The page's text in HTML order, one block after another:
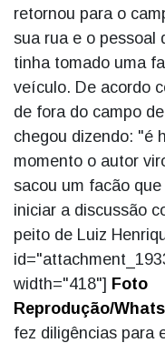
retornou para o
sua rua e o pessoal
tinha tomado uma
veículo. De acordo
de fora do campo
chegou dizendo: "é
momento o autor
sacou um facão
iniciar a discussão
peito de Luiz
width="418"] Foto
Reprodução/
fez diligências para